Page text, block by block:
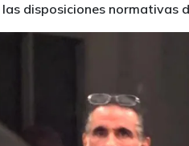
disposiciones normativas